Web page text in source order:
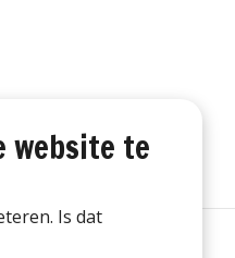
website te
Is dat